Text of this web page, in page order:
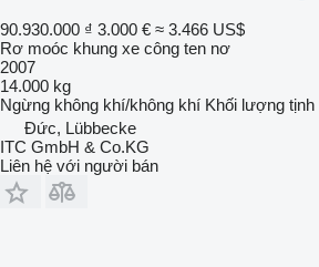
90.930.000 ₫ 3.000 € ≈ 3.466 US$
Rơ moóc khung xe công ten nơ
2007
14.000 kg
Ngừng không khí/không khí Khối lượng tịnh
Đức, Lübbecke
ITC GmbH & Co.KG
Liên hệ với người bán